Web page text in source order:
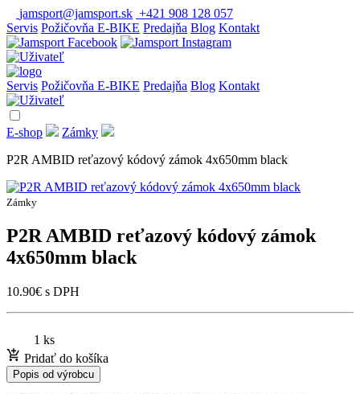
jamsport@jamsport.sk +421 908 128 057
Servis Požičovňa E-BIKE Predajňa Blog Kontakt
Servis Požičovňa E-BIKE Predajňa Blog Kontakt
E-shop
Zámky
P2R AMBID reťazový kódový zámok 4x650mm black
Zámky
P2R AMBID reťazový kódový zámok
4x650mm black
10.90€ s DPH
1 ks
Pridať do košíka
Popis od výrobcu